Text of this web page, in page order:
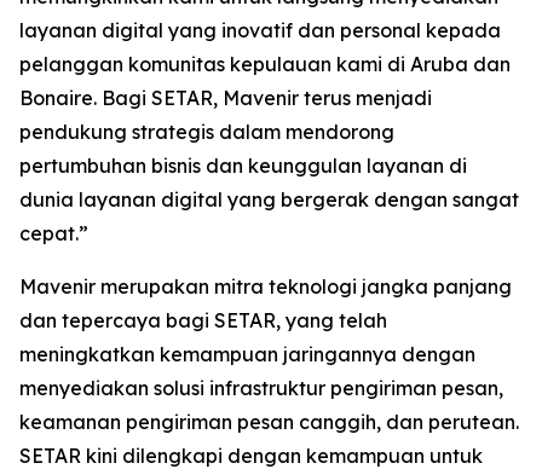
layanan digital yang inovatif dan personal kepada
pelanggan komunitas kepulauan kami di Aruba dan
Bonaire. Bagi SETAR, Mavenir terus menjadi
pendukung strategis dalam mendorong
pertumbuhan bisnis dan keunggulan layanan di
dunia layanan digital yang bergerak dengan sangat
cepat.”
Mavenir merupakan mitra teknologi jangka panjang
dan tepercaya bagi SETAR, yang telah
meningkatkan kemampuan jaringannya dengan
menyediakan solusi infrastruktur pengiriman pesan,
keamanan pengiriman pesan canggih, dan perutean.
SETAR kini dilengkapi dengan kemampuan untuk